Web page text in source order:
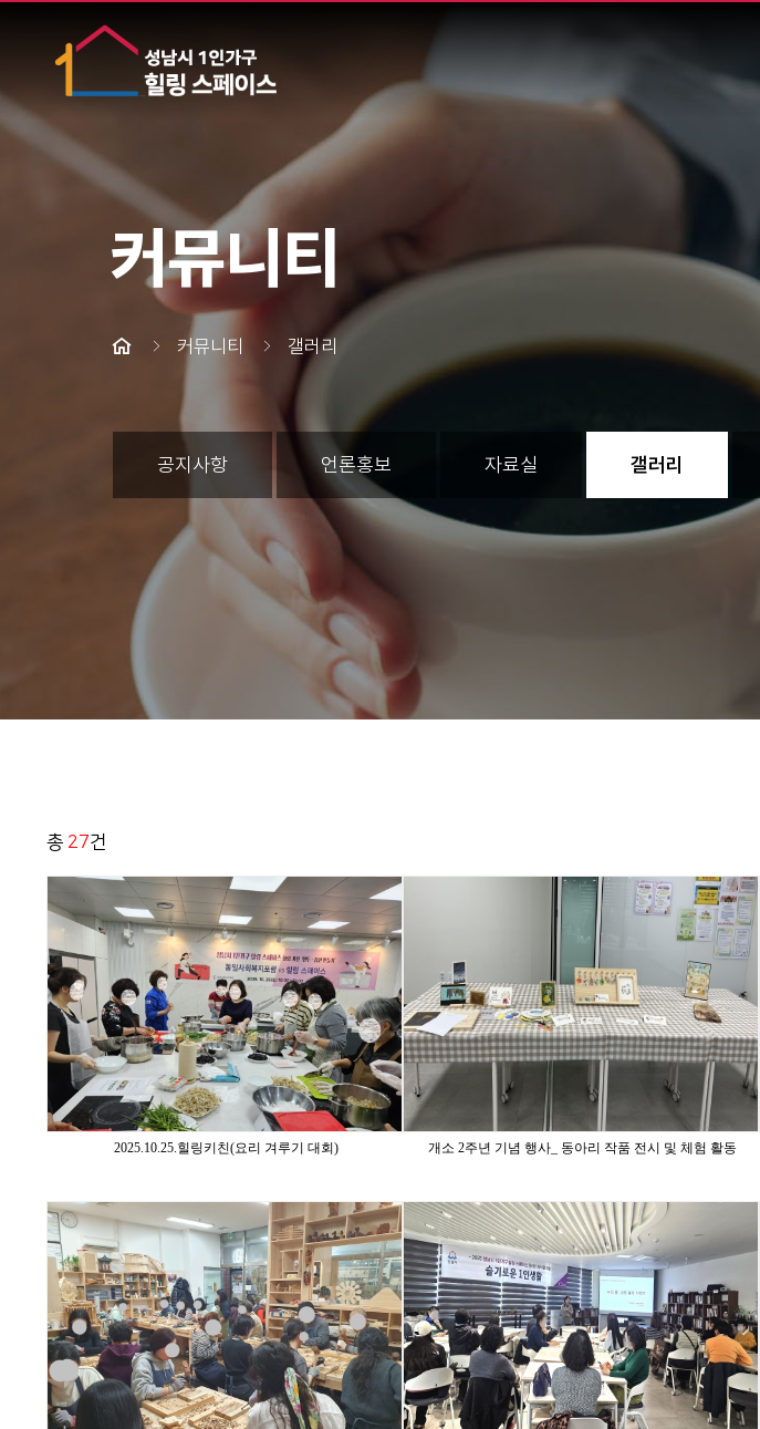
커뮤니티
커뮤니티 갤러리
공지사항 언론홍보 자료실 갤러리
총 27건
2025.10.25.힐링키친(요리 겨루기 대회) 개소 2주년 기념 행사_ 동아리 작품 전시 및 체험 활동